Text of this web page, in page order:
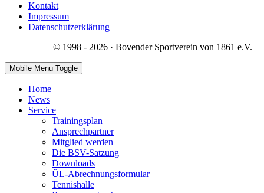
Kontakt
Impressum
Datenschutzerklärung
© 1998 - 2026 · Bovender Sportverein von 1861 e.V.
Mobile Menu Toggle
Home
News
Service
Trainingsplan
Ansprechpartner
Mitglied werden
Die BSV-Satzung
Downloads
ÜL-Abrechnungsformular
Tennishalle